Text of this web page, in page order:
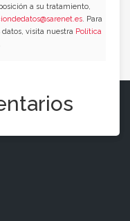
a su tratamiento,
. Para
visita nuestra Política